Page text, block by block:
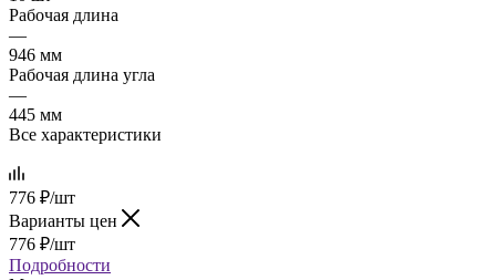
Рабочая длина
—
946 мм
Рабочая длина угла
—
445 мм
Все характеристики
776 ₽/шт
Варианты цен
776 ₽/шт
Подробности